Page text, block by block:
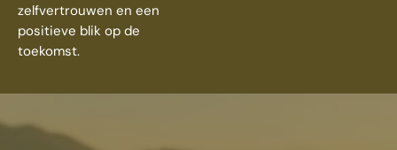
zelfvertrouwen en een
positieve blik op de
toekomst.